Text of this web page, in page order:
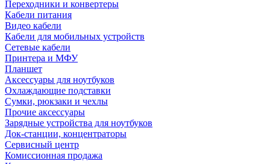
Переходники и конвертеры
Кабели питания
Видео кабели
Кабели для мобильных устройств
Сетевые кабели
Принтера и МФУ
Планшет
Аксессуары для ноутбуков
Охлаждающие подставки
Сумки, рюкзаки и чехлы
Прочие аксессуары
Зарядные устройства для ноутбуков
Док-станции, концентраторы
Сервисный центр
Комиссионная продажа